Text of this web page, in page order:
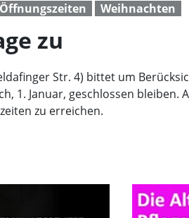
Öffnungszeiten Weihnachten
zu
Str. 4) bittet um
1. Januar, geschlossen
zu erreichen.